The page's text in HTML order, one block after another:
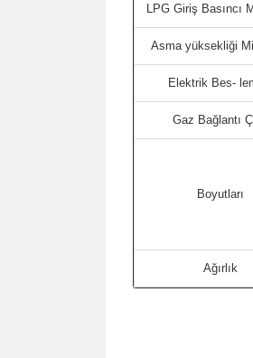
LPG Giriş Basıncı
Asma yüksekliği
Elektrik Bes-
Gaz Bağlantı
Boyutları
Ağırlık